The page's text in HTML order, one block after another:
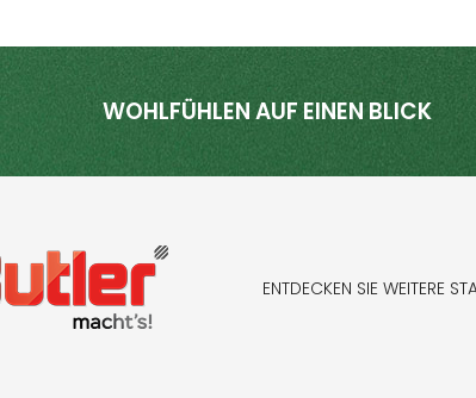
WOHLFÜHLEN AUF EINEN BLICK
ENTDECKEN SIE WEITERE